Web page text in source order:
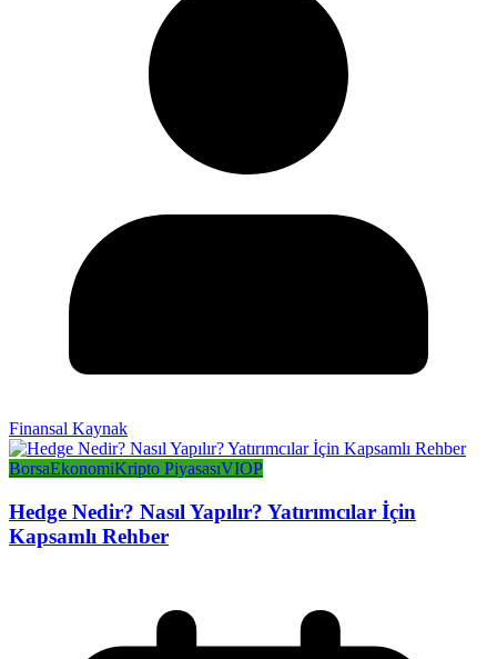
Finansal Kaynak
BorsaEkonomiKripto PiyasasıVIOP
Hedge Nedir? Nasıl Yapılır? Yatırımcılar İçin
Kapsamlı Rehber